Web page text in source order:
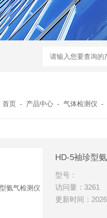
首页 - 产品中心 - 气体检测仪 -
HD-5袖珍型
型号：
访问量：3261
更新时间：